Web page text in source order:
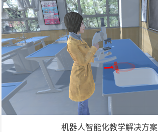
机器人智能化教学解决方案